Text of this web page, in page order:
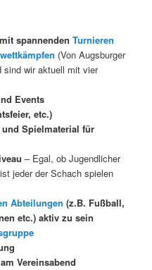
mit spannenden Turnieren
(Von Augsburger
sind wir aktuell mit vier
Events
etc.)
Spielmaterial für
– Egal, ob Jugendlicher
jeder der Schach spielen
Abteilungen (z.B. Fußball,
etc.) aktiv zu sein
Vereinsabend